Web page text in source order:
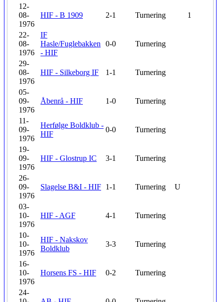
12-
08-
1976
HIF - B 1909 2-1 Turnering 1
22-
08-
1976
IF
Hasle/Fuglebakken
- HIF
0-0 Turnering
29-
08-
1976
HIF - Silkeborg IF 1-1 Turnering
05-
09-
1976
Åbenrå - HIF 1-0 Turnering
11-
09-
1976
Herfølge Boldklub -
HIF
0-0 Turnering
19-
09-
1976
HIF - Glostrup IC 3-1 Turnering
26-
09-
1976
Slagelse B&I - HIF 1-1 Turnering U
03-
10-
1976
HIF - AGF 4-1 Turnering
10-
10-
1976
HIF - Nakskov
Boldklub
3-3 Turnering
16-
10-
1976
Horsens FS - HIF 0-2 Turnering
24-